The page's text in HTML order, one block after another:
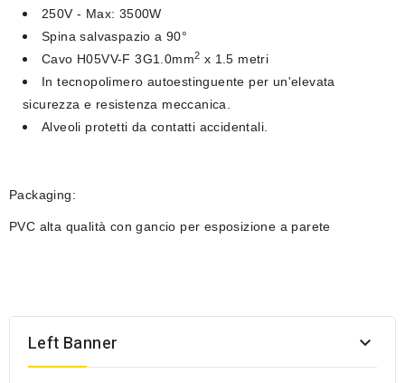
250V - Max: 3500W
Spina salvaspazio a 90°
Cavo H05VV-F 3G1.0mm2 x 1.5 metri
In tecnopolimero autoestinguente per un'elevata
sicurezza e resistenza meccanica.
Alveoli protetti da contatti accidentali.
Packaging:
PVC alta qualità con gancio per esposizione a parete
Left Banner 